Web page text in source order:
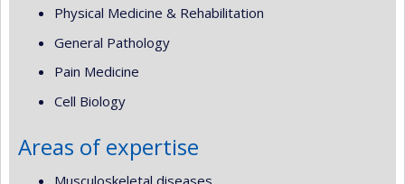
Physical Medicine & Rehabilitation
General Pathology
Pain Medicine
Cell Biology
Areas of expertise
Musculoskeletal diseases